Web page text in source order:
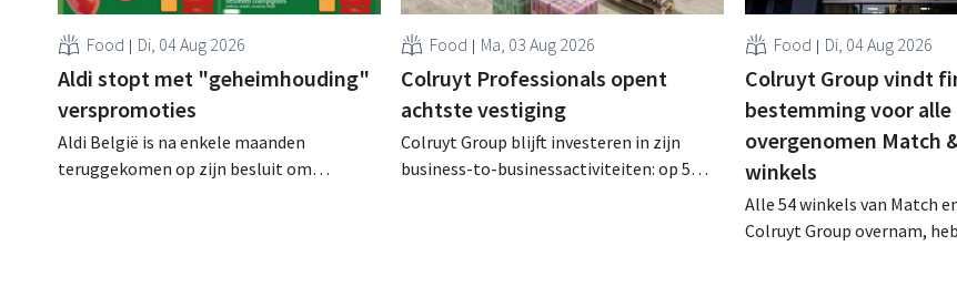
Food Di, 04 Aug 2026
Aldi stopt met "geheimhouding"
verspromoties
Aldi België is na enkele maanden
teruggekomen op zijn besluit om
Food Ma, 03 Aug 2026
Colruyt Professionals opent
achtste vestiging
Colruyt Group blijft investeren in zijn
business-to-businessactiviteiten: op 5
Food Di, 04 Aug 2026
Colruyt Group vindt
bestemming voor alle
overgenomen Match
winkels
Alle 54 winkels van Match
Colruyt Group overnam,